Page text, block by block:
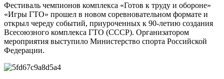
Фестиваль чемпионов комплекса «Готов к труду и обороне»
«Игры ГТО» прошел в новом соревновательном формате и
открыл череду событий, приуроченных к 90-летию создания
Всесоюзного комплекса ГТО (СССР). Организатором
мероприятия выступило Министерство спорта Российской
Федерации.